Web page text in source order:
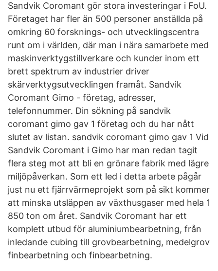
Sandvik Coromant gör stora investeringar i FoU.
Företaget har fler än 500 personer anställda på
omkring 60 forsknings- och utvecklingscentra
runt om i världen, där man i nära samarbete med
maskinverktygstillverkare och kunder inom ett
brett spektrum av industrier driver
skärverktygsutvecklingen framåt. Sandvik
Coromant Gimo - företag, adresser,
telefonnummer. Din sökning på sandvik
coromant gimo gav 1 företag och du har nått
slutet av listan. sandvik coromant gimo gav 1 Vid
Sandvik Coromant i Gimo har man redan tagit
flera steg mot att bli en grönare fabrik med lägre
miljöpåverkan. Som ett led i detta arbete pågår
just nu ett fjärrvärmeprojekt som på sikt kommer
att minska utsläppen av växthusgaser med hela 1
850 ton om året. Sandvik Coromant har ett
komplett utbud för aluminiumbearbetning, från
inledande cubing till grovbearbetning, medelgrov
finbearbetning och finbearbetning.